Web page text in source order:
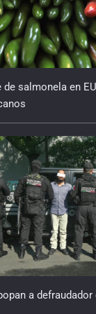
de salmonela en
a defraudador